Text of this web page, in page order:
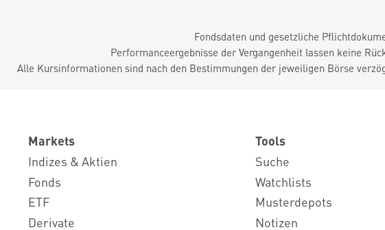
Fondsdaten und gesetzliche
Performanceergebnisse der Vergangenheit lassen keine
Alle Kursinformationen sind nach den Bestimmungen der jeweiligen Börse
Markets
Indizes & Aktien
Fonds
ETF
Derivate
Tools
Suche
Watchlists
Musterdepots
Notizen